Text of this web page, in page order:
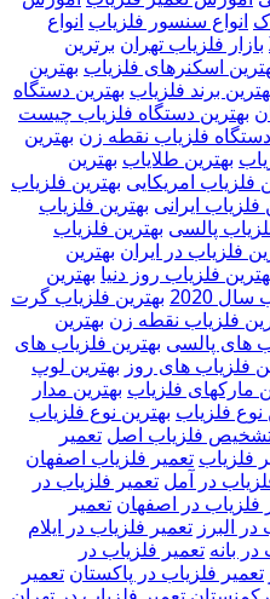
انواع سنسور فلزیاب انواع
بازار فلزیاب تهران برترین
اسکنرهای فلزیاب بهترین
برند فلزیاب بهترین دستگاه
بهترین دستگاه فلزیاب چیست
دستگاه فلزیاب نقطه زن بهترین
بهترین طلایاب بهترین
فلزیاب امریکایی بهترین فلزیاب
فلزیاب ایرانی بهترین فلزیاب
پالسی بهترین فلزیاب
فلزیاب در ایران بهترین
فلزیاب روز دنیا بهترین
2020
بهترین فلزیاب گرت
فلزیاب نقطه زن بهترین
های پالسی بهترین فلزیاب های
فلزیاب های روز بهترین لوپ
مارکهای فلزیاب بهترین مدار
نوع فلزیاب بهترین نوع فلزیاب
فلزیاب اصل تعمیر
فلزیاب تعمیر فلزیاب اصفهان
در آمل تعمیر فلزیاب در
فلزیاب در اصفهان تعمیر
البرز تعمیر فلزیاب در ایلام
بانه تعمیر فلزیاب در
تعمیر فلزیاب در پاکستان تعمیر